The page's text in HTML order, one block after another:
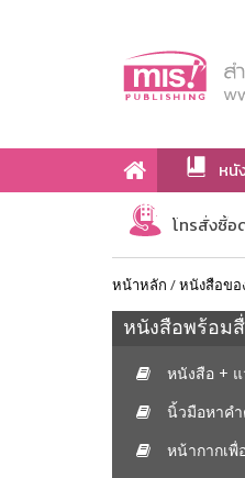
หนั
เกี่ยวกับเร
โทรสั่งซื้
หน้าหลัก /หนังสือขอ
หนังสือพร้อม
หนังสือ +
นิ้วมือหาค
หน้ากากเ